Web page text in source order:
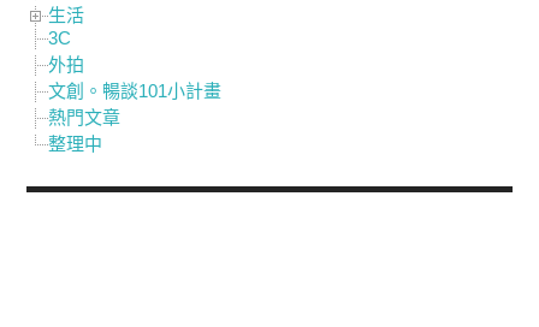
生活
3C
外拍
文創。暢談101小計畫
熱門文章
整理中